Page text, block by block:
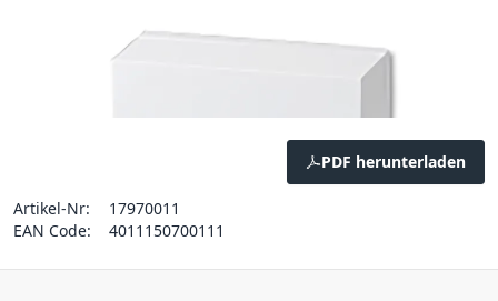
PDF herunterladen
Artikel-Nr:
17970011
EAN Code:
4011150700111